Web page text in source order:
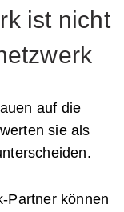
ist nicht
auf die
sie als
Partner können